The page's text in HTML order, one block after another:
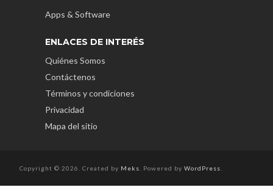
Apps & Software
ENLACES DE INTERÉS
Quiénes Somos
Contáctenos
Términos y condiciones
Privacidad
Mapa del sitio
Copyright © 2026. Created by Meks . Powered by WordPress